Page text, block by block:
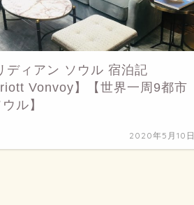
ディアン ソウル 宿泊記
Vonvoy】【世界一周9都市
ル】
2020年5月10日